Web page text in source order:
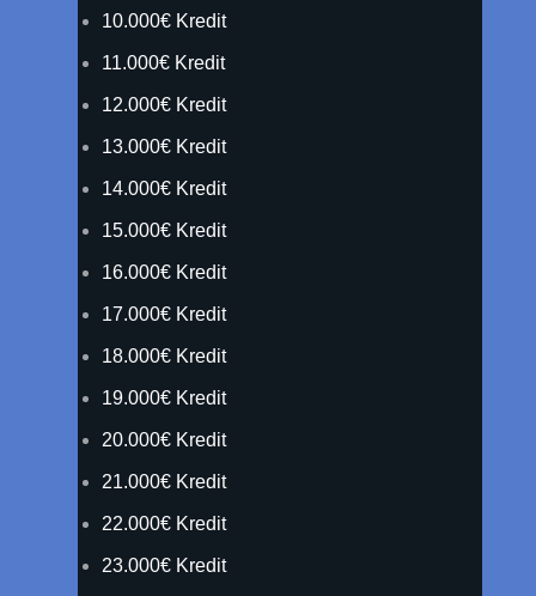
10.000€ Kredit
11.000€ Kredit
12.000€ Kredit
13.000€ Kredit
14.000€ Kredit
15.000€ Kredit
16.000€ Kredit
17.000€ Kredit
18.000€ Kredit
19.000€ Kredit
20.000€ Kredit
21.000€ Kredit
22.000€ Kredit
23.000€ Kredit